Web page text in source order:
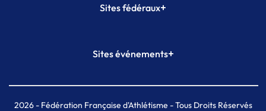
Sites fédéraux+
Plateforme Formation
Sites événements+
Meeting de Paris indoor
MAIF Ekiden de Paris
2026- Fédération Française d'Athlétisme - Tous Droits Réservés